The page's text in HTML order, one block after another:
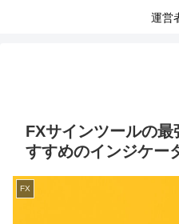
運営
FXサインツールの
すすめのインジケー
FX